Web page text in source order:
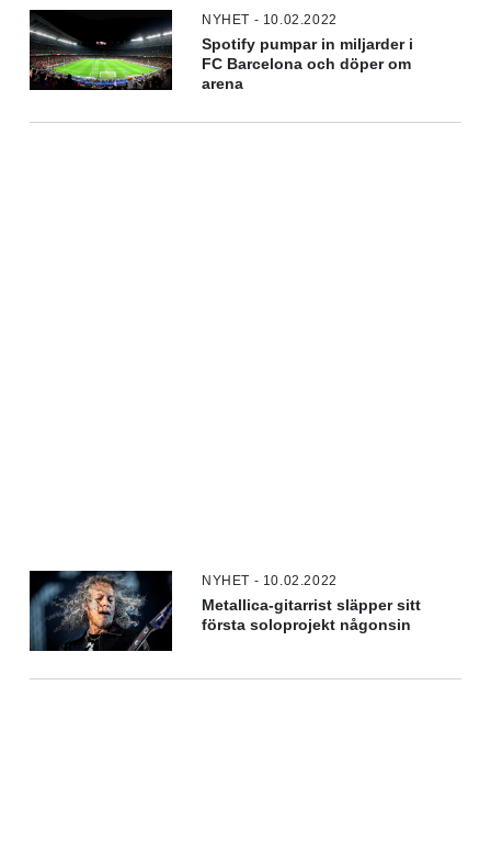
NYHET - 10.02.2022
Spotify pumpar in miljarder i
FC Barcelona och döper om
arena
NYHET - 10.02.2022
Metallica-gitarrist släpper sitt
första soloprojekt någonsin